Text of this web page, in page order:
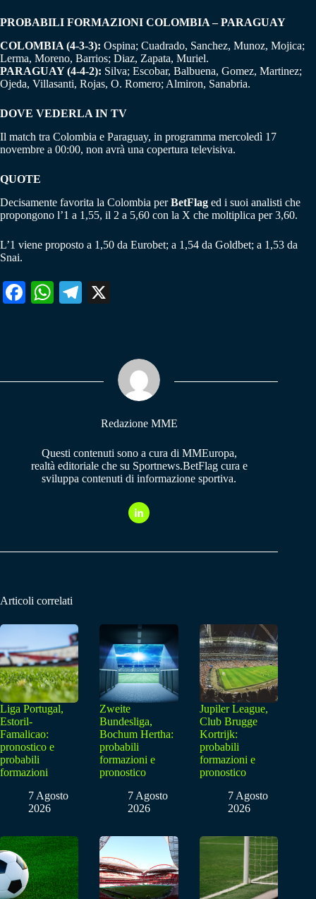
PROBABILI FORMAZIONI COLOMBIA – PARAGUAY
COLOMBIA (4-3-3): Ospina; Cuadrado, Sanchez, Munoz, Mojica;
Lerma, Moreno, Barrios; Diaz, Zapata, Muriel.
PARAGUAY (4-4-2): Silva; Escobar, Balbuena, Gomez, Martinez;
Ojeda, Villasanti, Rojas, O. Romero; Almiron, Sanabria.
DOVE VEDERLA IN TV
Il match tra Colombia e Paraguay, in programma mercoledì 17
novembre a 00:00, non avrà una copertura televisiva.
QUOTE
Decisamente favorita la Colombia perBetFlag ed i suoi analisti che
propongono l’1 a 1,55, il 2 a 5,60 con la X che moltiplica per 3,60.
L’1 viene proposto a 1,50 da Eurobet; a 1,54 da Goldbet; a 1,53 da
Snai.
Fa W
pp
Te
m
Redazione MME
Questi contenuti sono a cura di MMEuropa,
realtà editoriale che su Sportnews.BetFlag cura e
sviluppa contenuti di informazione sportiva.
Articoli correlati
Liga Portugal,
Estoril-
Famalicao:
pronostico e
probabili
formazioni
7 Agosto
2026
Zweite
Bundesliga,
Bochum Hertha:
probabili
formazioni e
pronostico
7 Agosto
2026
Jupiler League,
Club Brugge
Kortrijk:
probabili
formazioni e
pronostico
7 Agosto
2026